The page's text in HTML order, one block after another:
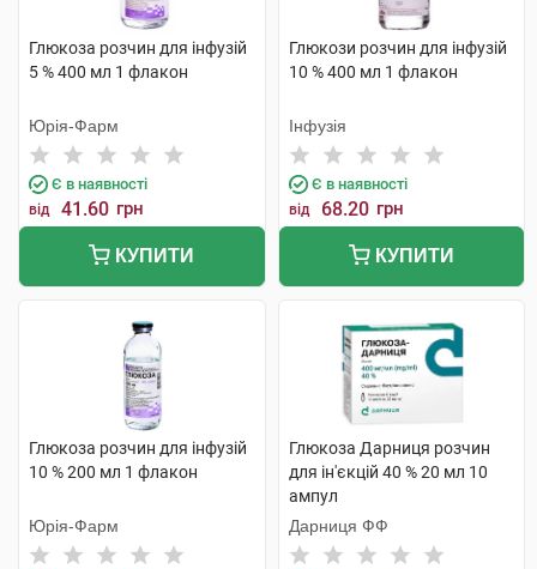
Глюкоза розчин для інфузій
5 % 400 мл 1 флакон
Юрія-Фарм
Є в наявності
від 41.60 грн
КУПИТИ
Глюкози розчин для інфузій
10 % 400 мл 1 флакон
Інфузія
Є в наявності
від 68.20 грн
КУПИТИ
Глюкоза розчин для інфузій
10 % 200 мл 1 флакон
Юрія-Фарм
Глюкоза Дарниця розчин
для ін'єкцій 40 % 20 мл 10
ампул
Дарниця ФФ